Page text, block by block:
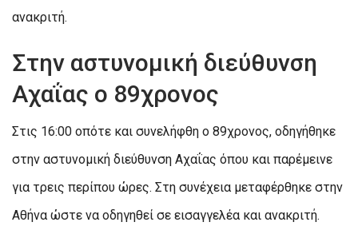
ανακριτή.
Στην αστυνομική διεύθυνση
Αχαΐας ο 89χρονος
Στις 16:00 οπότε και συνελήφθη ο 89χρονος, οδηγήθηκε
στην αστυνομική διεύθυνση Αχαΐας όπου και παρέμεινε
για τρεις περίπου ώρες. Στη συνέχεια μεταφέρθηκε στην
Αθήνα ώστε να οδηγηθεί σε εισαγγελέα και ανακριτή.